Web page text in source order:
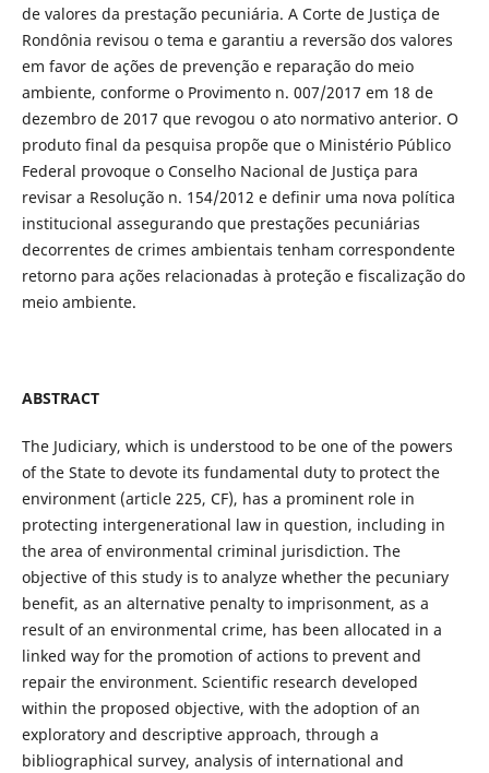
de valores da prestação pecuniária. A Corte de Justiça de
Rondônia revisou o tema e garantiu a reversão dos valores
em favor de ações de prevenção e reparação do meio
ambiente, conforme o Provimento n. 007/2017 em 18 de
dezembro de 2017 que revogou o ato normativo anterior. O
produto final da pesquisa propõe que o Ministério Público
Federal provoque o Conselho Nacional de Justiça para
revisar a Resolução n. 154/2012 e definir uma nova política
institucional assegurando que prestações pecuniárias
decorrentes de crimes ambientais tenham correspondente
retorno para ações relacionadas à proteção e fiscalização do
meio ambiente.
ABSTRACT
The Judiciary, which is understood to be one of the powers
of the State to devote its fundamental duty to protect the
environment (article 225, CF), has a prominent role in
protecting intergenerational law in question, including in
the area of environmental criminal jurisdiction. The
objective of this study is to analyze whether the pecuniary
benefit, as an alternative penalty to imprisonment, as a
result of an environmental crime, has been allocated in a
linked way for the promotion of actions to prevent and
repair the environment. Scientific research developed
within the proposed objective, with the adoption of an
exploratory and descriptive approach, through a
bibliographical survey, analysis of international and